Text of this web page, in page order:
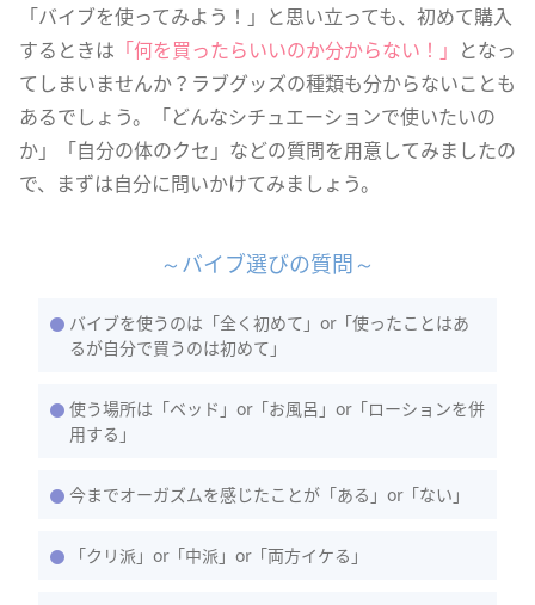
「バイブを使ってみよう！」と思い立っても、初めて購入
するときは 「何を買ったらいいのか分からない！」 となっ
てしまいませんか？ラブグッズの種類も分からないことも
あるでしょう。「どんなシチュエーションで使いたいの
か」「自分の体のクセ」などの質問を用意してみましたの
で、まずは自分に問いかけてみましょう。
～バイブ選びの質問～
バイブを使うのは「全く初めて」or「使ったことはあ
るが自分で買うのは初めて」
使う場所は「ベッド」or「お風呂」or「ローションを併
用する」
今までオーガズムを感じたことが「ある」or「ない」
「クリ派」or「中派」or「両方イケる」